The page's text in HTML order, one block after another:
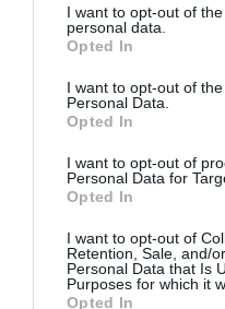
I want to opt-out of
personal data.
Opted In
I want to opt-out of
Personal Data.
Opted In
I want to opt-out of
Personal Data for
Opted In
I want to opt-out of
Retention, Sale, and/
Personal Data that Is
Purposes for which it
Opted In
βράχο στον μεσαίο
σιωπή αυτής της σκιάς,
σαν να θρηνούσε στο
που ράγισε εκεί”.
κινηματογραφικά πλάνα
έβδομη τέχνη – η
μεταφερθεί στον
πνεύματα όπως αυτό του
ευκαιρία το μεγαλείο
απεραντοσύνης από την
στον κόσμο εν γένει από